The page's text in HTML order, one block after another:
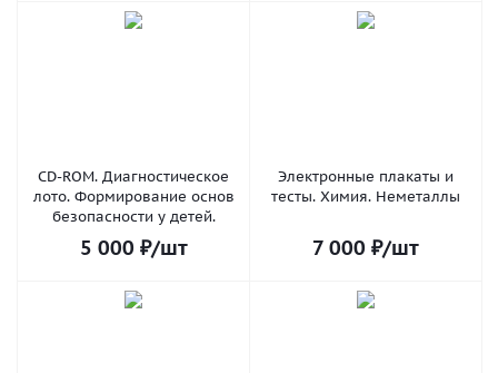
CD-ROM. Диагностическое
лото. Формирование основ
безопасности у детей.
5 000 ₽/шт
Электронные плакаты и
тесты. Химия. Неметаллы
7 000 ₽/шт